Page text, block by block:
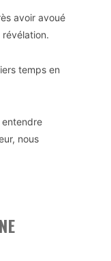
avoir avoué
temps en
entendre
nous